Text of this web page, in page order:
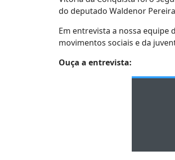
do deputado Waldenor Pereira
Em entrevista a nossa equipe
movimentos sociais e da
Ouça a entrevista: